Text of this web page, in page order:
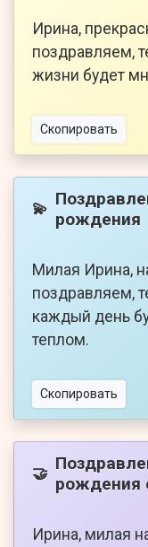
Ирина,
поздравляем,
жизни будет
Скопировать
💫 рождения
Милая Ирина,
поздравляем,
каждый день
теплом.
Скопировать
🤝 рождения
Ирина, милая